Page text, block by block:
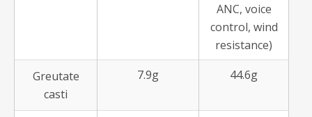
ANC, voice
control, wind
resistance)
Greutate
casti
7.9g 44.6g